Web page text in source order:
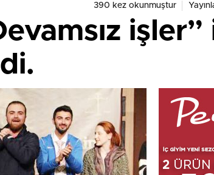
390 kez okunmuştur
işler”